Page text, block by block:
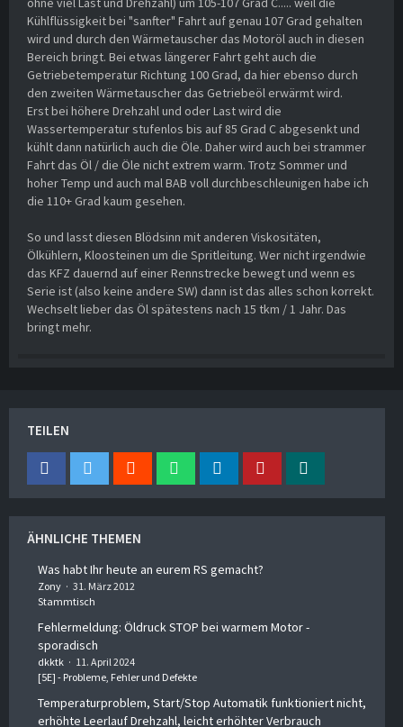
Kühlflüssigkeit bei "sanfter" Fahrt auf genau 107 Grad gehalten
wird und durch den Wärmetauscher das Motoröl auch in diesen
Bereich bringt. Bei etwas längerer Fahrt geht auch die
Getriebetemperatur Richtung 100 Grad, da hier ebenso durch
den zweiten Wärmetauscher das Getriebeöl erwärmt wird.
Erst bei höhere Drehzahl und oder Last wird die
Wassertemperatur stufenlos bis auf 85 Grad C abgesenkt und
kühlt dann natürlich auch die Öle. Daher wird auch bei strammer
Fahrt das Öl / die Öle nicht extrem warm. Trotz Sommer und
hoher Temp und auch mal BAB voll durchbeschleunigen habe ich
die 110+ Grad kaum gesehen.
So und lasst diesen Blödsinn mit anderen Viskositäten,
Ölkühlern, Kloosteinen um die Spritleitung. Wer nicht irgendwie
das KFZ dauernd auf einer Rennstrecke bewegt und wenn es
Serie ist (also keine andere SW) dann ist das alles schon korrekt.
Wechselt lieber das Öl spätestens nach 15 tkm / 1 Jahr. Das
bringt mehr.
TEILEN
ÄHNLICHE THEMEN
Was habt Ihr heute an eurem RS gemacht?
Zony
31. März 2012
Stammtisch
Fehlermeldung: Öldruck STOP bei warmem Motor -
sporadisch
dkktk
11. April 2024
[5E] - Probleme, Fehler und Defekte
Temperaturproblem, Start/Stop Automatik funktioniert nicht,
erhöhte Leerlauf Drehzahl, leicht erhöhter Verbrauch